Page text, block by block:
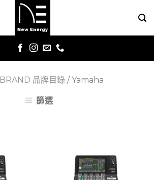
BRAND 品牌目錄 /Yamaha
篩選